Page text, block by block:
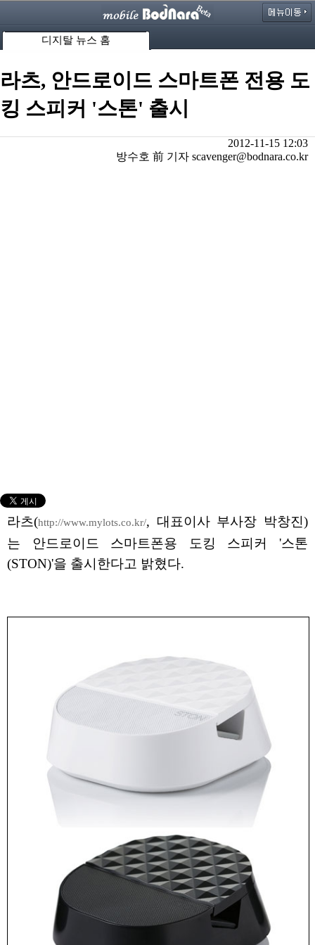
디지탈 뉴스 홈
라츠, 안드로이드 스마트폰 전용 도
킹 스피커 '스톤' 출시
2012-11-15 12:03
방수호 前 기자 scavenger@bodnara.co.kr
라츠(http://www.mylots.co.kr/, 대표이사 부사장 박창진)
는 안드로이드 스마트폰용 도킹 스피커 '스톤
(STON)'을 출시한다고 밝혔다.